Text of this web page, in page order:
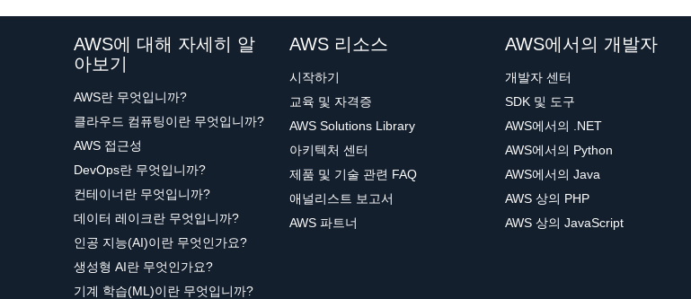
AWS에 대해 자세히 알
아보기
AWS란 무엇입니까?
클라우드 컴퓨팅이란 무엇입니까?
AWS 접근성
DevOps란 무엇입니까?
컨테이너란 무엇입니까?
데이터 레이크란 무엇입니까?
인공 지능(AI)이란 무엇인가요?
생성형 AI란 무엇인가요?
기계 학습(ML)이란 무엇입니까?
AWS 리소스
시작하기
교육 및 자격증
AWS Solutions Library
아키텍처 센터
제품 및 기술 관련 FAQ
애널리스트 보고서
AWS 파트너
AWS에서의 개발자
개발자 센터
SDK 및 도구
AWS에서의 .NET
AWS에서의 Python
AWS에서의 Java
AWS 상의 PHP
AWS 상의 JavaScript